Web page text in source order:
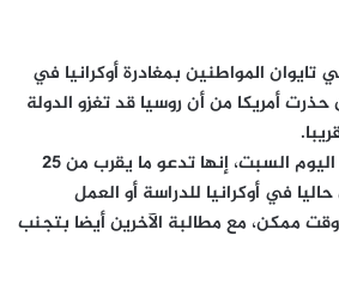
تايوان المواطنين بمغادرة أوكرانيا في
أمريكا من أن روسيا قد تغزو الدولة
وقالت، في بيان صحفي اليوم السبت، إنها تدعو ما يقرب من 25
في أوكرانيا للدراسة أو العمل
ممكن، مع مطالبة الآخرين أيضا بتجنب